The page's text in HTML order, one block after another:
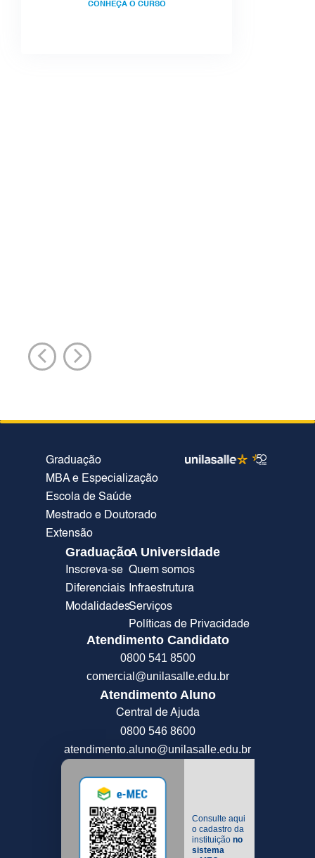
CONHEÇA O CURSO
Graduação
MBA e Especialização
Escola de Saúde
Mestrado e Doutorado
Extensão
Graduação
Inscreva-se
Diferenciais
Modalidades
A Universidade
Quem somos
Infraestrutura
Serviços
Políticas de Privacidade
Atendimento Candidato
0800 541 8500
comercial@unilasalle.edu.br
Atendimento Aluno
Central de Ajuda
0800 546 8600
atendimento.aluno@unilasalle.edu.br
Consulte aqui
o cadastro da
instituição no
sistema